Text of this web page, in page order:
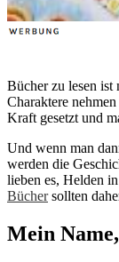
Bücher zu lesen ist
Charaktere
Kraft gesetzt und
Und wenn man
werden die
lieben es, Helden
Büchersollten
Mein